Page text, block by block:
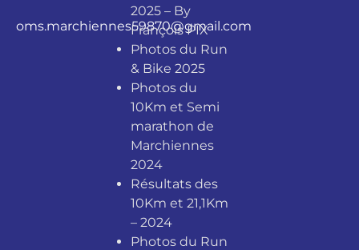
oms.marchiennes59870@gmail.com
2025 – By
François PIX
Photos du Run
& Bike 2025
Photos du
10Km et Semi
marathon de
Marchiennes
2024
Résultats des
10Km et 21,1Km
– 2024
Photos du Run